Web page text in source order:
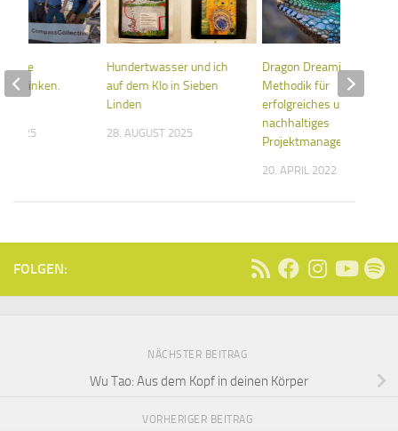
Hundertwasser und ich
auf dem Klo in Sieben
Linden
28. AUGUST 2025
Dragon Dreaming: Die
Methodik für
erfolgreiches und
nachhaltiges
Projektmanagement
20. APRIL 2022
keine
ertrinken.
2025
FOLGEN:
NÄCHSTER BEITRAG
Wu Tao: Aus dem Kopf in deinen Körper
VORHERIGER BEITRAG